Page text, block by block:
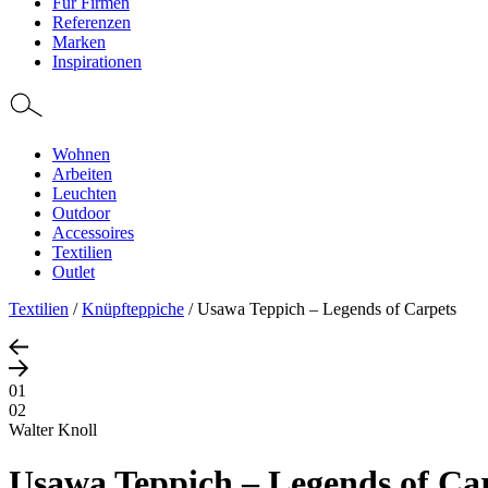
Referenzen
Marken
Inspirationen
Wohnen
Arbeiten
Leuchten
Outdoor
Accessoires
Textilien
Outlet
Textilien /Knüpfteppiche /Usawa Teppich – Legends of Carpets
01
02
Walter Knoll